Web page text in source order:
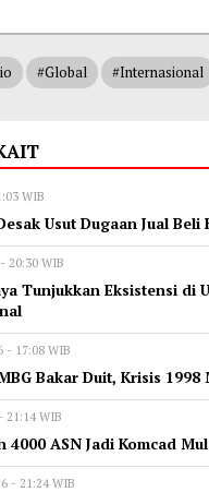
#global #internasional
WIB
Usut Dugaan Jual Beli
20:30 WIB
Tunjukkan Eksistensi di
- 17:08 WIB
Bakar Duit, Krisis 1998
21:14 WIB
4000 ASN Jadi Komcad
- 21:24 WIB